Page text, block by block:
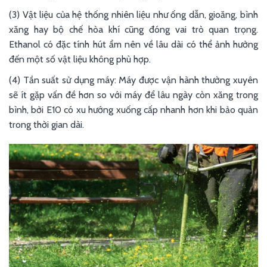
(3) Vật liệu của hệ thống nhiên liệu như ống dẫn, gioăng, bình
xăng hay bộ chế hòa khí cũng đóng vai trò quan trọng.
Ethanol có đặc tính hút ẩm nên về lâu dài có thể ảnh hưởng
đến một số vật liệu không phù hợp.
(4) Tần suất sử dụng máy: Máy được vận hành thường xuyên
sẽ ít gặp vấn đề hơn so với máy để lâu ngày còn xăng trong
bình, bởi E10 có xu hướng xuống cấp nhanh hơn khi bảo quản
trong thời gian dài.